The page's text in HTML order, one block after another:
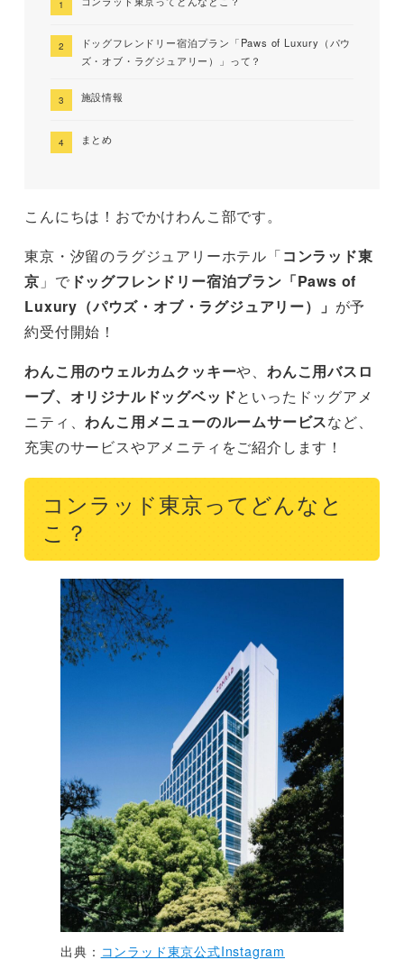
ドッグフレンドリー宿泊プラン「Paws of Luxury（パウ
ズ・オブ・ラグジュアリー）」って？
施設情報
まとめ
こんにちは！おでかけわんこ部です。
東京・汐留のラグジュアリーホテル「コンラッド東
京 」で ドッグフレンドリー宿泊プラン「Paws of
Luxury（パウズ・オブ・ラグジュアリー）」 が予
約受付開始！
わんこ用のウェルカムクッキーや、 わんこ用バスロ
ーブ、オリジナルドッグベッドといったドッグアメ
ニティ、わんこ用メニューのルームサービスなど、
充実のサービスやアメニティをご紹介します！
コンラッド東京ってどんなと
こ？
出典： コンラッド東京公式Instagram